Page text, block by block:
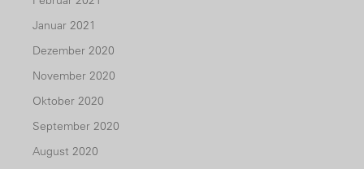
Januar 2021
Dezember 2020
November 2020
Oktober 2020
September 2020
August 2020